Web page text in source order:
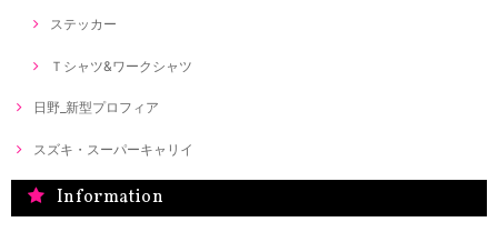
ステッカー
Ｔシャツ&ワークシャツ
日野_新型プロフィア
スズキ・スーパーキャリイ
Information